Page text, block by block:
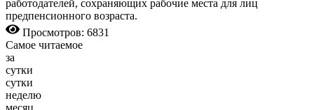
работодателей, сохраняющих рабочие места для лиц
предпенсионного возраста.
Просмотров: 6831
Самое читаемое
за
сутки
сутки
неделю
месяц